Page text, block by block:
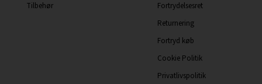
Tilbehør
Fortrydelsesret
Returnering
Fortryd køb
Cookie Politik
Privatlivspolitik